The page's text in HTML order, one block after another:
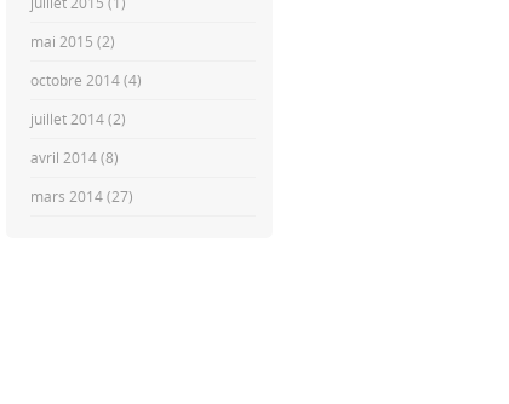
mai 2015 (2)
octobre 2014(4)
juillet 2014(2)
avril 2014(8)
mars 2014(27)